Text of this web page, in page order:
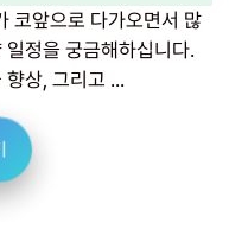
코앞으로 다가오면서 많
정을 궁금해하십니다.
상, 그리고 ...